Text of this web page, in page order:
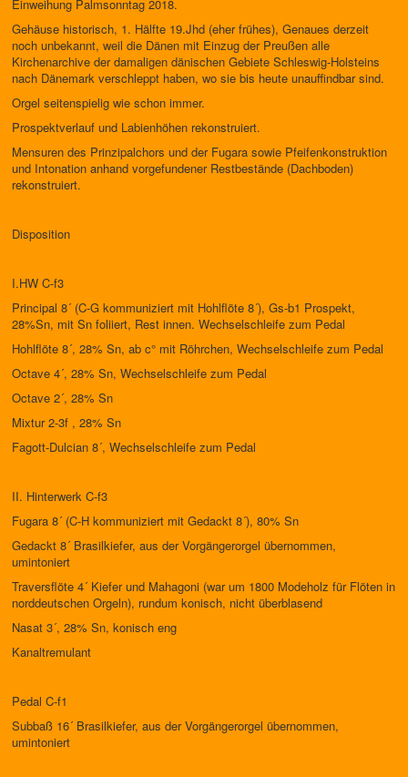
Einweihung Palmsonntag 2018.
Gehäuse historisch, 1. Hälfte 19.Jhd (eher frühes), Genaues derzeit
noch unbekannt, weil die Dänen mit Einzug der Preußen alle
Kirchenarchive der damaligen dänischen Gebiete Schleswig-Holsteins
nach Dänemark verschleppt haben, wo sie bis heute unauffindbar sind.
Orgel seitenspielig wie schon immer.
Prospektverlauf und Labienhöhen rekonstruiert.
Mensuren des Prinzipalchors und der Fugara sowie Pfeifenkonstruktion
und Intonation anhand vorgefundener Restbestände (Dachboden)
rekonstruiert.
Disposition
I.HW C-f3
Principal 8´ (C-G kommuniziert mit Hohlflöte 8´), Gs-b1 Prospekt,
28%Sn, mit Sn foliiert, Rest innen. Wechselschleife zum Pedal
Hohlflöte 8´, 28% Sn, ab c° mit Röhrchen, Wechselschleife zum Pedal
Octave 4´, 28% Sn, Wechselschleife zum Pedal
Octave 2´, 28% Sn
Mixtur 2-3f , 28% Sn
Fagott-Dulcian 8´, Wechselschleife zum Pedal
II. Hinterwerk C-f3
Fugara 8´ (C-H kommuniziert mit Gedackt 8´), 80% Sn
Gedackt 8´ Brasilkiefer, aus der Vorgängerorgel übernommen,
umintoniert
Traversflöte 4´ Kiefer und Mahagoni (war um 1800 Modeholz für Flöten in
norddeutschen Orgeln), rundum konisch, nicht überblasend
Nasat 3´, 28% Sn, konisch eng
Kanaltremulant
Pedal C-f1
Subbaß 16´ Brasilkiefer, aus der Vorgängerorgel übernommen,
umintoniert